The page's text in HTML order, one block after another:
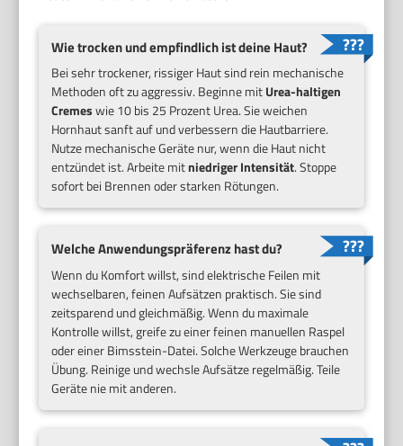
Wie trocken und empfindlich ist deine Haut?
Bei sehr trockener, rissiger Haut sind rein mechanische
Methoden oft zu aggressiv. Beginne mitUrea-haltigen
Cremeswie 10 bis 25 Prozent Urea. Sie weichen
Hornhaut sanft auf und verbessern die Hautbarriere.
Nutze mechanische Geräte nur, wenn die Haut nicht
entzündet ist. Arbeite mitniedriger Intensität. Stoppe
sofort bei Brennen oder starken Rötungen.
Welche Anwendungspräferenz hast du?
Wenn du Komfort willst, sind elektrische Feilen mit
wechselbaren, feinen Aufsätzen praktisch. Sie sind
zeitsparend und gleichmäßig. Wenn du maximale
Kontrolle willst, greife zu einer feinen manuellen Raspel
oder einer Bimsstein-Datei. Solche Werkzeuge brauchen
Übung. Reinige und wechsle Aufsätze regelmäßig. Teile
Geräte nie mit anderen.